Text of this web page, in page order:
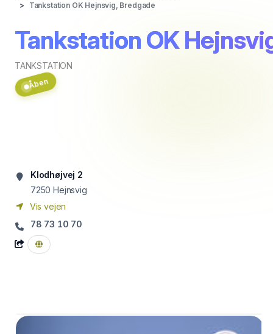
Tankstation OK Hejnsvig, Bredgade
Tankstation OK
TANKSTATION
Åben
Klodhøjvej 2
7250 Hejnsvig
Vis vejen
78 73 10 70